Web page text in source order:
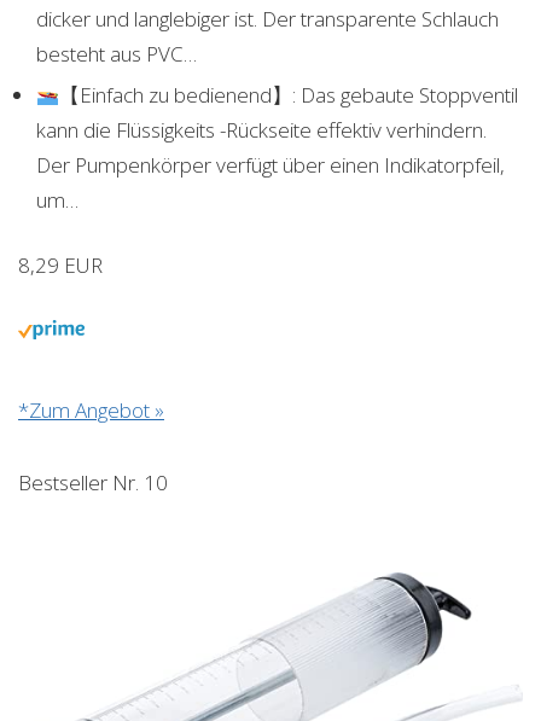
dicker und langlebiger ist. Der transparente Schlauch
besteht aus PVC…
【Einfach zu bedienend】: Das gebaute Stoppventil
kann die Flüssigkeits -Rückseite effektiv verhindern.
Der Pumpenkörper verfügt über einen Indikatorpfeil,
um…
8,29 EUR
*Zum Angebot »
Bestseller Nr. 10